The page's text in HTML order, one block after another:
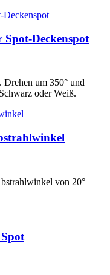
Deckenspot
um 350° und
oder Weiß.
von 20°–